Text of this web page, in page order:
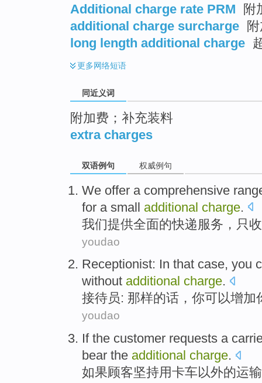
Additional charge rate PRM
附
additional charge surcharge
long length additional charge
更多网络短语
同近义词
附加费；补充装料
extra charges
双语例句 权威例句
We offer a comprehensive
for a small additional charge.
我们提供全面的快递服务，只
youdao
Receptionist: In that case, you
without additional charge.
接待员: 那样的话， 你可以增加
youdao
Ifthe customer requests a
bear the additional charge.
如果顾客坚持用卡车以外的运